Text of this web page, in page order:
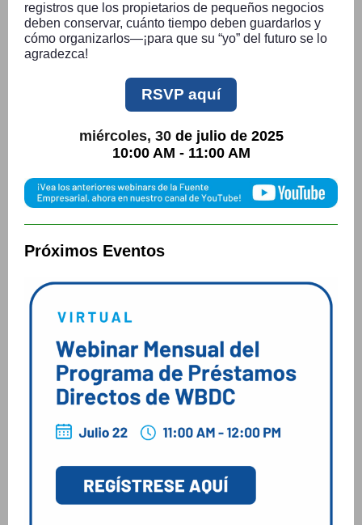
registros que los propietarios de pequeños negocios
deben conservar, cuánto tiempo deben guardarlos y
cómo organizarlos—¡para que su “yo” del futuro se lo
agradezca!
RSVP aquí
miércoles, 30de julio de 2025
10:00 AM - 11:00 AM
Próximos Eventos